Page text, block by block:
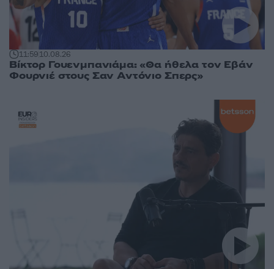
11:5910.08.26
Βίκτορ Γουενμπανιάμα: «Θα ήθελα τον Εβάν
Φουρνιέ στους Σαν Αντόνιο Σπερς»